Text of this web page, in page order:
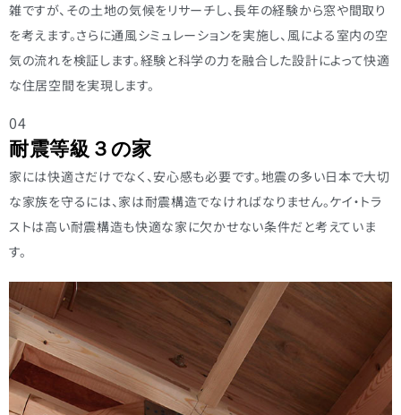
雑ですが、その土地の気候をリサーチし、長年の経験から窓や間取り
を考えます。さらに通風シミュレーションを実施し、風による室内の空
気の流れを検証します。経験と科学の力を融合した設計によって快適
な住居空間を実現します。
04
耐震等級３の家
家には快適さだけでなく、安心感も必要です。地震の多い日本で大切
な家族を守るには、家は耐震構造でなければなりません。ケイ・トラ
ストは高い耐震構造も快適な家に欠かせない条件だと考えていま
す。